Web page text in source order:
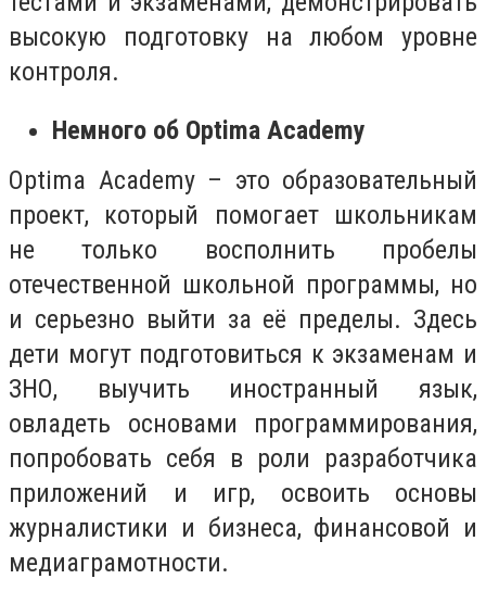
высокую подготовку на любом уровне
контроля.
Немного об Optima Academy
Optima Academy – это образовательный
проект, который помогает школьникам
не только восполнить пробелы
отечественной школьной программы, но
и серьезно выйти за её пределы. Здесь
дети могут подготовиться к экзаменам и
ЗНО, выучить иностранный язык,
овладеть основами программирования,
попробовать себя в роли разработчика
приложений и игр, освоить основы
журналистики и бизнеса, финансовой и
медиаграмотности.